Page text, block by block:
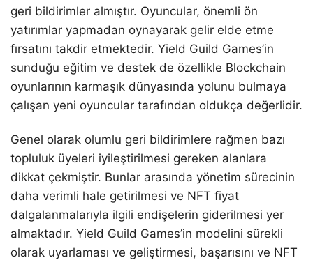
geri bildirimler almıştır. Oyuncular, önemli ön
yatırımlar yapmadan oynayarak gelir elde etme
fırsatını takdir etmektedir. Yield Guild Games’in
sunduğu eğitim ve destek de özellikle Blockchain
oyunlarının karmaşık dünyasında yolunu bulmaya
çalışan yeni oyuncular tarafından oldukça değerlidir.
Genel olarak olumlu geri bildirimlere rağmen bazı
topluluk üyeleri iyileştirilmesi gereken alanlara
dikkat çekmiştir. Bunlar arasında yönetim sürecinin
daha verimli hale getirilmesi ve NFT fiyat
dalgalanmalarıyla ilgili endişelerin giderilmesi yer
almaktadır. Yield Guild Games’in modelini sürekli
olarak uyarlaması ve geliştirmesi, başarısını ve NFT